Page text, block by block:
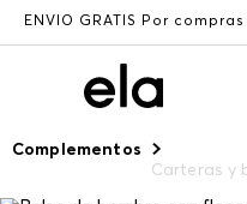
ENVÍO GRATIS Por
Complementos
Carteras y